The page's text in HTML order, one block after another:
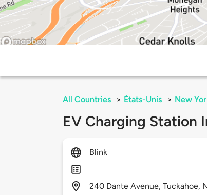
All Countries > États-Unis > New
EV Charging Station
Blink
240 Dante Avenue,Tuckahoe,